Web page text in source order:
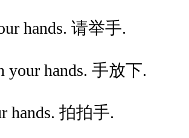
hands. 请举手.
hands. 手放下.
hands. 拍拍手.